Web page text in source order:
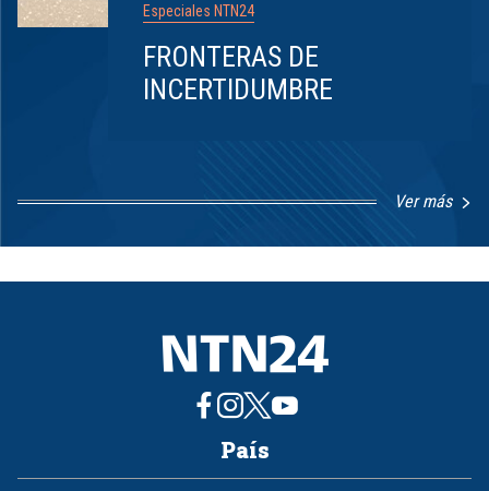
Especiales NTN24
FRONTERAS DE
INCERTIDUMBRE
Ver más
1
8
País